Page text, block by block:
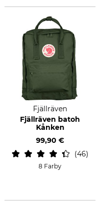
Fjällräven
Fjällräven batoh
Kånken
99,90 €
46
8 Farby